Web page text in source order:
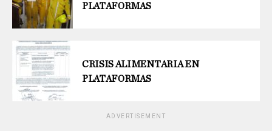
PLATAFORMAS
CRISIS ALIMENTARIA EN
PLATAFORMAS
ADVERTISEMENT